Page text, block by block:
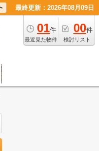
最終更新：2026年08月09日
01件
最近見た物件
00件
検討リスト